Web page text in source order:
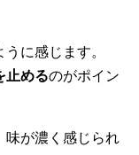
に感じます。
止めるのがポイン
味が濃く感じられ